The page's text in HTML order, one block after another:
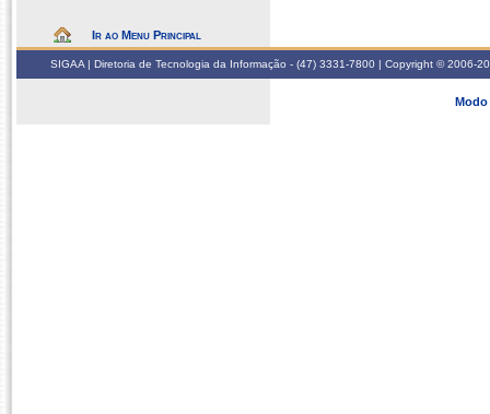
Ir ao Menu Principal
SIGAA | Diretoria de Tecnologia da Informação - (47) 3331-7800 | Copyright © 2006-
Modo